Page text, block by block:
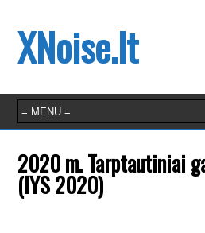
XNoise.lt
2020 m. Tarptautiniai
(IYS 2020)